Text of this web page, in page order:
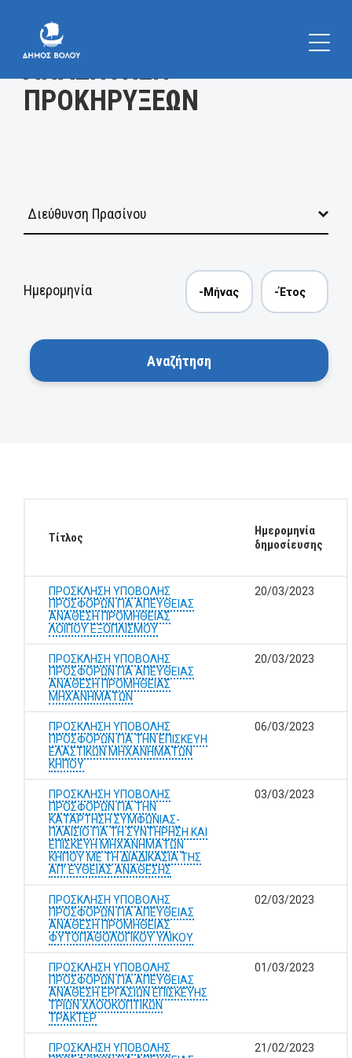
ΑΝΑΖΗΤΗΣΗ
ΠΡΟΚΗΡΥΞΕΩΝ
Ημερομηνία
Τίτλος
Ημερομηνία
δημοσίευσης
ΠΡΟΣΚΛΗΣΗ ΥΠΟΒΟΛΗΣ
ΠΡΟΣΦΟΡΩΝ ΓΙΑ ΑΠΕΥΘΕΙΑΣ
ΑΝΑΘΕΣΗ ΠΡΟΜΗΘΕΙΑΣ
ΛΟΙΠΟΥ ΕΞΟΠΛΙΣΜΟΥ
20/03/2023
ΠΡΟΣΚΛΗΣΗ ΥΠΟΒΟΛΗΣ
ΠΡΟΣΦΟΡΩΝ ΓΙΑ ΑΠΕΥΘΕΙΑΣ
ΑΝΑΘΕΣΗ ΠΡΟΜΗΘΕΙΑΣ
ΜΗΧΑΝΗΜΑΤΩΝ
20/03/2023
ΠΡΟΣΚΛΗΣΗ ΥΠΟΒΟΛΗΣ
ΠΡΟΣΦΟΡΩΝ ΓΙΑ ΤΗΝ ΕΠΙΣΚΕΥΗ
ΕΛΑΣΤΙΚΩΝ ΜΗΧΑΝΗΜΑΤΩΝ
ΚΗΠΟΥ
06/03/2023
ΠΡΟΣΚΛΗΣΗ ΥΠΟΒΟΛΗΣ
ΠΡΟΣΦΟΡΩΝ ΓΙΑ ΤΗΝ
ΚΑΤΑΡΤΗΣΗ ΣΥΜΦΩΝΙΑΣ-
ΠΛΑΙΣΙΟ ΓΙΑ ΤΗ ΣΥΝΤΗΡΗΣΗ ΚΑΙ
ΕΠΙΣΚΕΥΗ ΜΗΧΑΝΗΜΑΤΩΝ
ΚΗΠΟΥ ΜΕ ΤΗ ΔΙΑΔΙΚΑΣΙΑ ΤΗΣ
ΑΠ’ ΕΥΘΕΙΑΣ ΑΝΑΘΕΣΗΣ
03/03/2023
ΠΡΟΣΚΛΗΣΗ ΥΠΟΒΟΛΗΣ
ΠΡΟΣΦΟΡΩΝ ΓΙΑ ΑΠΕΥΘΕΙΑΣ
ΑΝΑΘΕΣΗ ΠΡΟΜΗΘΕΙΑΣ
ΦΥΤΟΠΑΘΟΛΟΓΙΚΟΥ ΥΛΙΚΟΥ
02/03/2023
ΠΡΟΣΚΛΗΣΗ ΥΠΟΒΟΛΗΣ
ΠΡΟΣΦΟΡΩΝ ΓΙΑ ΑΠΕΥΘΕΙΑΣ
ΑΝΑΘΕΣΗ ΕΡΓΑΣΙΩΝ ΕΠΙΣΚΕΥΗΣ
ΤΡΙΩΝ ΧΛΟΟΚΟΠΤΙΚΩΝ
ΤΡΑΚΤΕΡ
01/03/2023
ΠΡΟΣΚΛΗΣΗ ΥΠΟΒΟΛΗΣ
21/02/2023